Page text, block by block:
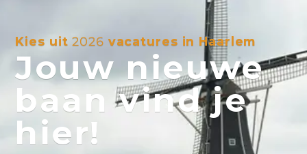
Kies uit2026 vacatures in Haarlem
Jouw nieuwe
baan vind je
hier!